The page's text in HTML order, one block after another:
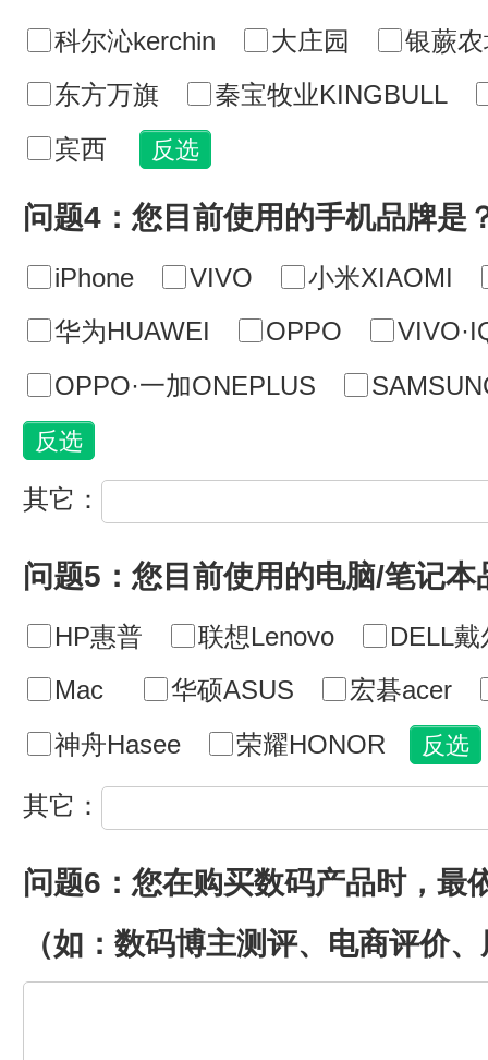
科尔沁kerchin 大庄园
银蕨
东方万旗
秦宝牧业KINGBULL
宾西
问题4：您目前使用的手机品牌是
iPhone VIVO
小米XIAOMI
华为HUAWEI
OPPO
OPPO·一加ONEPLUS
其它：
问题5：您目前使用的电脑/笔记本
HP惠普 联想Lenovo
DELL戴
Mac
华硕ASUS
宏碁acer
神舟Hasee
荣耀HONOR
其它：
问题6：您在购买数码产品时，最
（如：数码博主测评、电商评价